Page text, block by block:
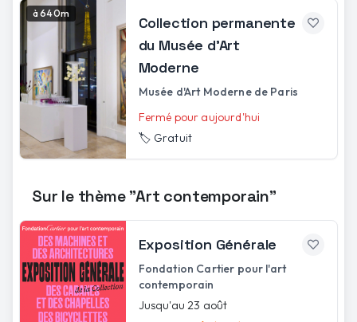
à 640m
Collection permanente
du Musée d'Art
Moderne
Musée d'Art Moderne de Paris
Fermé pour aujourd'hui
🏷️ Gratuit
Sur le thème "Art contemporain"
Exposition Générale
Fondation Cartier pour l'art
contemporain
Jusqu'au 23 août